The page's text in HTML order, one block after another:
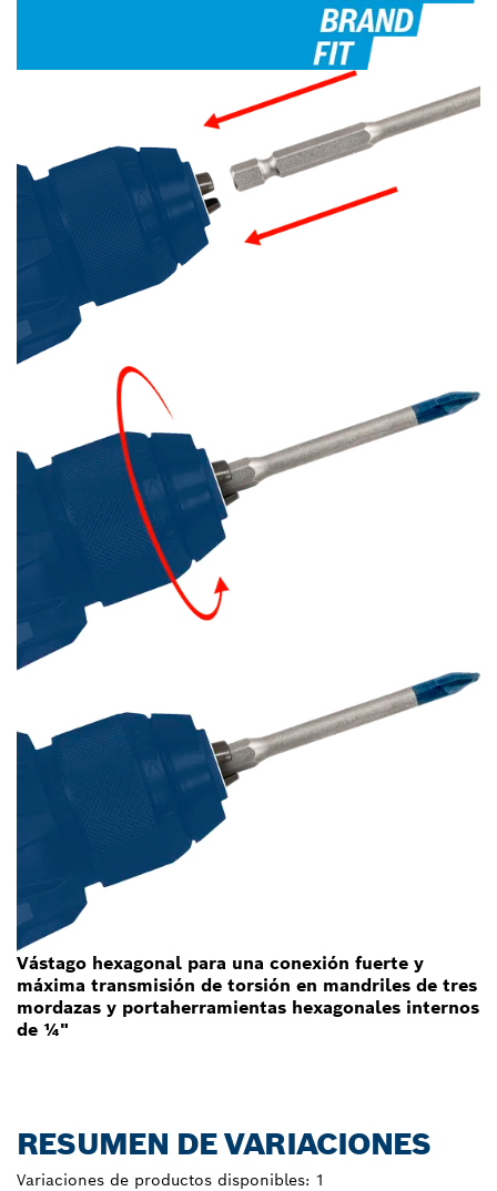
Vástago hexagonal para una conexión fuerte y
máxima transmisión de torsión en mandriles de tres
mordazas y portaherramientas hexagonales internos
de ¼"
RESUMEN DE VARIACIONES
Variaciones de productos disponibles: 1